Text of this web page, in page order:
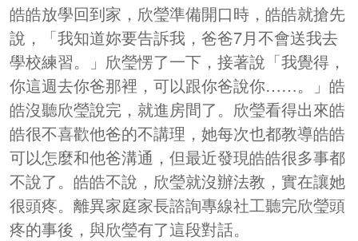
皓皓放學回到家，欣瑩準備開口時，皓皓就搶先
說，「我知道妳要告訴我，爸爸7月不會送我去
學校練習。」欣瑩愣了一下，接著說「我覺得，
你這週去你爸那裡，可以跟你爸說你……。」皓
皓沒聽欣瑩說完，就進房間了。 欣瑩看得出來皓
皓很不喜歡他爸的不講理，她每次也都教導皓皓
可以怎麼和他爸溝通，但最近發現皓皓很多事都
不說了。皓皓不說，欣瑩就沒辦法教，實在讓她
很頭疼。離異家庭家長諮詢專線社工聽完欣瑩頭
疼的事後，與欣瑩有了這段對話。